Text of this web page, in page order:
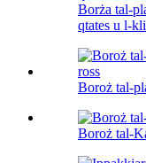
Borża tal-
qtates u l-
Boroż tal-
Boroż tal-